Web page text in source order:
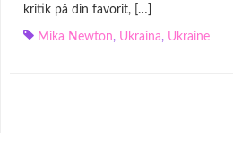
kritik på din favorit, […]
Mika Newton, Ukraina, Ukraine